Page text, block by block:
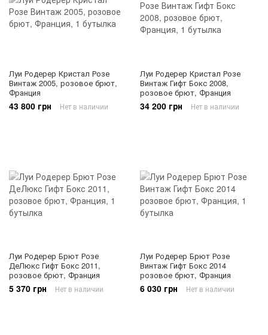
Луи Родерер Кристал Розе
Винтаж 2005, розовое брют,
Франция
43 800 грн Нет в наличии
Луи Родерер Кристал Розе
Винтаж Гифт Бокс 2008,
розовое брют, Франция
34 200 грн Нет в наличии
Луи Родерер Брют Розе
ДеЛюкс Гифт Бокс 2011,
розовое брют, Франция
5 370 грн Нет в наличии
Луи Родерер Брют Розе
Винтаж Гифт Бокс 2014
розовое брют, Франция
6 030 грн Нет в наличии